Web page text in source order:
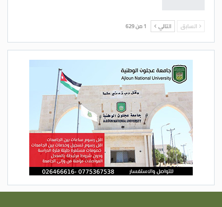
السابق التالي 1 من 629